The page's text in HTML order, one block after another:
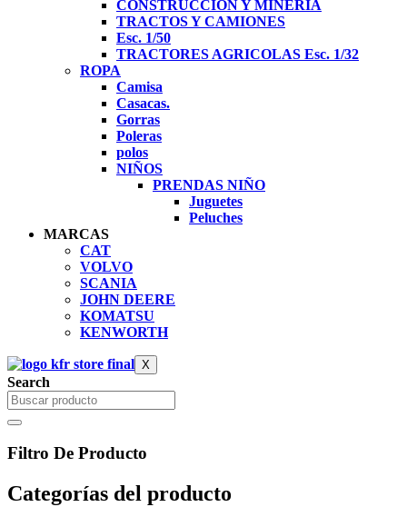
CONSTRUCCION Y MINERIA
TRACTOS Y CAMIONES
Esc. 1/50
TRACTORES AGRICOLAS Esc. 1/32
ROPA
Camisa
Casacas.
Gorras
Poleras
polos
NIÑOS
PRENDAS NIÑO
Juguetes
Peluches
MARCAS
CAT
VOLVO
SCANIA
JOHN DEERE
KOMATSU
KENWORTH
X
Search
Filtro De Producto
Categorías del producto